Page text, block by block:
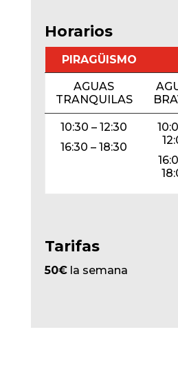
Horarios
PIRAGÜISMO
AGUAS
TRANQUILAS
10:30 – 12:30
16:30 – 18:30
Tarifas
50€la semana